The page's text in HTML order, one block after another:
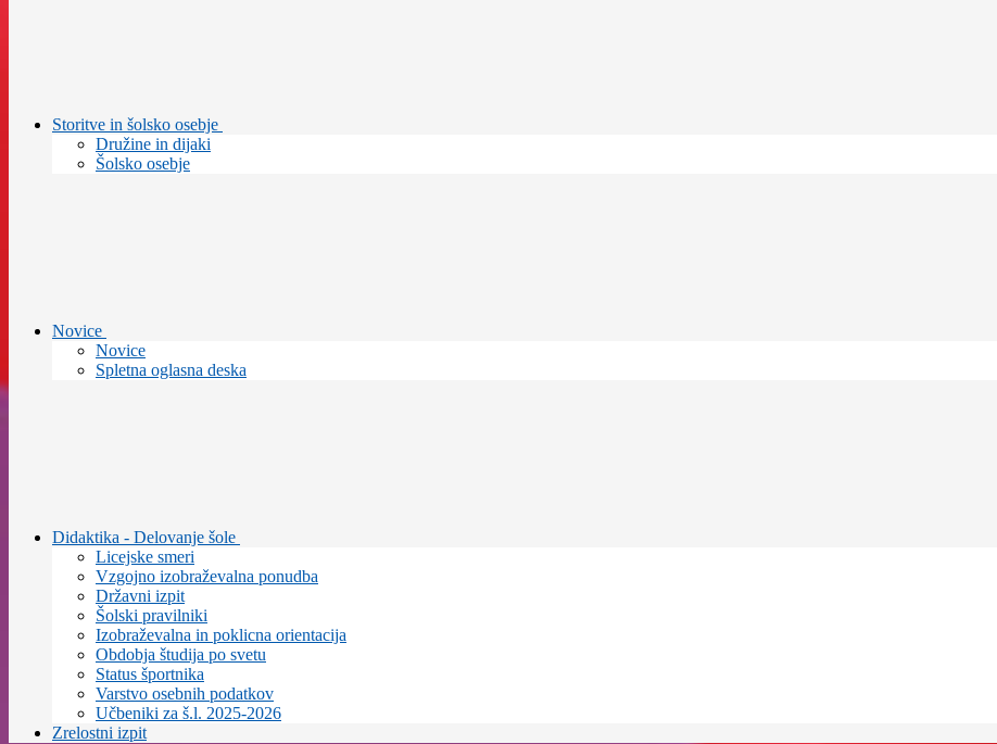
Storitve in šolsko osebje
Družine in dijaki
Šolsko osebje
Novice
Novice
Spletna oglasna deska
Didaktika - Delovanje šole
Licejske smeri
Vzgojno izobraževalna ponudba
Državni izpit
Šolski pravilniki
Izobraževalna in poklicna orientacija
Obdobja študija po svetu
Status športnika
Varstvo osebnih podatkov
Učbeniki za š.l. 2025-2026
Zrelostni izpit